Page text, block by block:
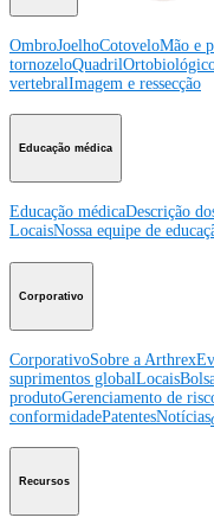
OmbroJoelhoCotoveloMão e
tornozeloQuadril
vertebralImagem e ressecção
Educação médica
Educação médicaDescrição
LocaisNossa equipe de
Corporativo
CorporativoSobre a Arthrex
suprimentos globalLocais
produtoGerenciamento de
conformidadePatentesNotícias
Recursos